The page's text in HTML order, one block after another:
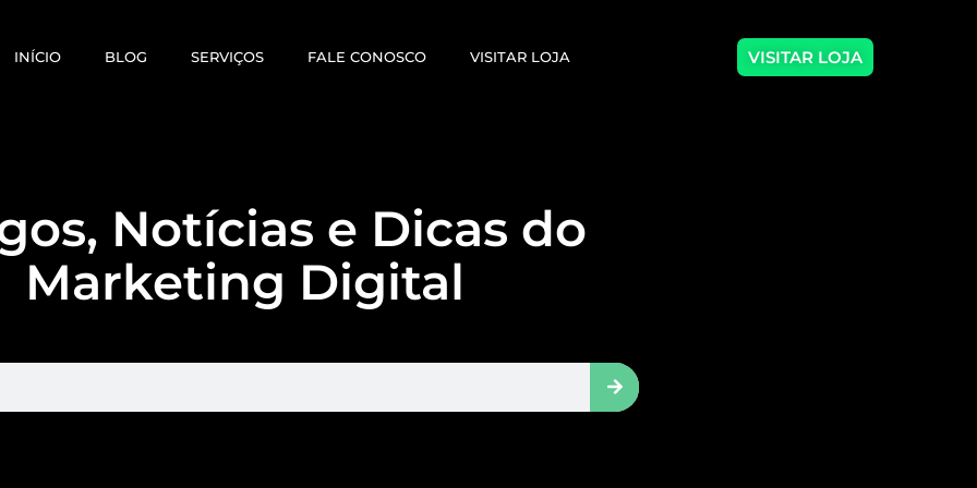
INÍCIO BLOG SERVIÇOS FALE CONOSCO VISITAR LOJA VISITAR LOJA
Notícias e Dicas do
Marketing Digital